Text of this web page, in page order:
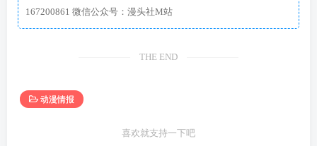
167200861 微信公众号：漫头社M站
THE END
动漫情报
喜欢就支持一下吧